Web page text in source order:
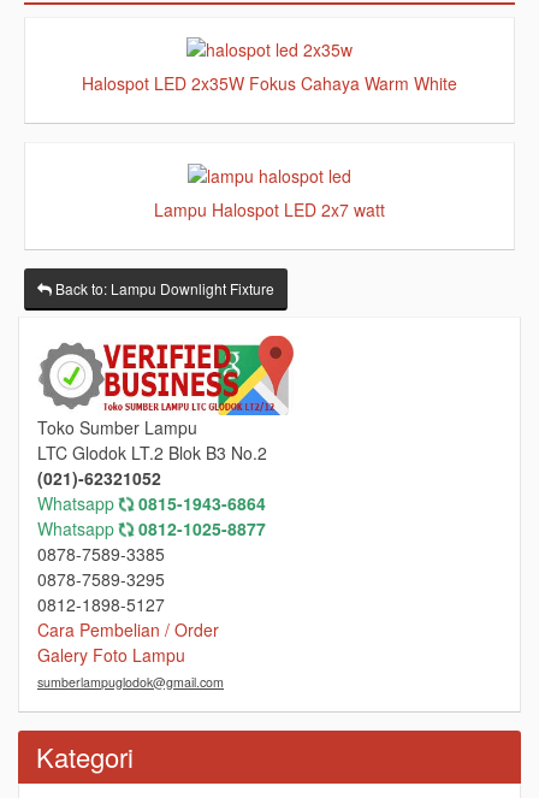
Halospot LED 2x35W Fokus Cahaya Warm White
Lampu Halospot LED 2x7 watt
Back to: Lampu Downlight Fixture
Toko Sumber Lampu
LTC Glodok LT.2 Blok B3 No.2
(021)-62321052
Whatsapp
0815-1943-6864
Whatsapp
0812-1025-8877
0878-7589-3385
0878-7589-3295
0812-1898-5127
Cara Pembelian / Order
Galery Foto Lampu
sumberlampuglodok@gmail.com
Kategori